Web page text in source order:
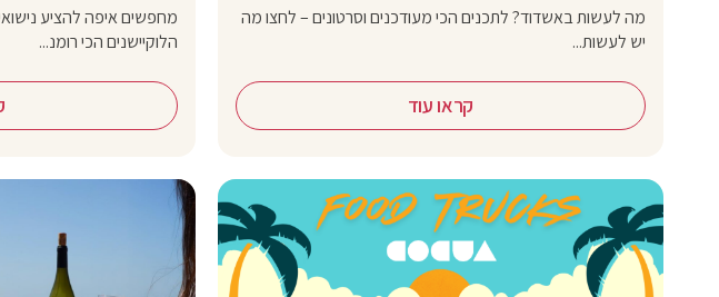
מה לעשות באשדוד? לתכנים הכי מעודכנים וסרטונים – לחצו מה
יש לעשות...
קראו עוד
מחפשים איפה להציע
הלוקיישנים הכי רומנ...